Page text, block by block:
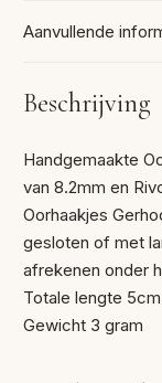
Aanvullende
Beschrijving
Handgemaakte
van 8.2mm en
Oorhaakjes
gesloten of met
afrekenen onder
Totale lengte 5cm
Gewicht 3 gram